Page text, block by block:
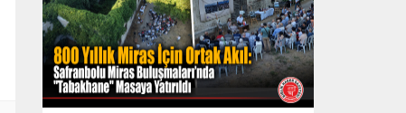
katılımla gerçekleştirildi. Kongreye tek liste
ile giren mevcut İlçe Başkanı Erkan
Canözü, delegelerin güvenini...